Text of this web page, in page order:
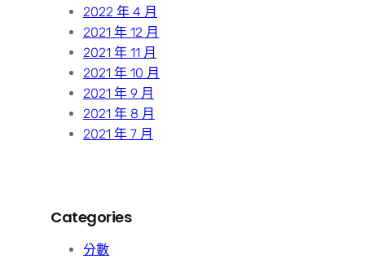
2022 年 4 月
2021 年 12 月
2021 年 11 月
2021 年 10 月
2021 年 9 月
2021 年 8 月
2021 年 7 月
Categories
分數